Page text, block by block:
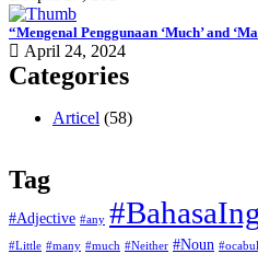
“Mengenal Penggunaan ‘Much’ and
April 24, 2024
Categories
Articel (58)
Tag
#Adjective #any
#Little #many #much #Neither #Noun